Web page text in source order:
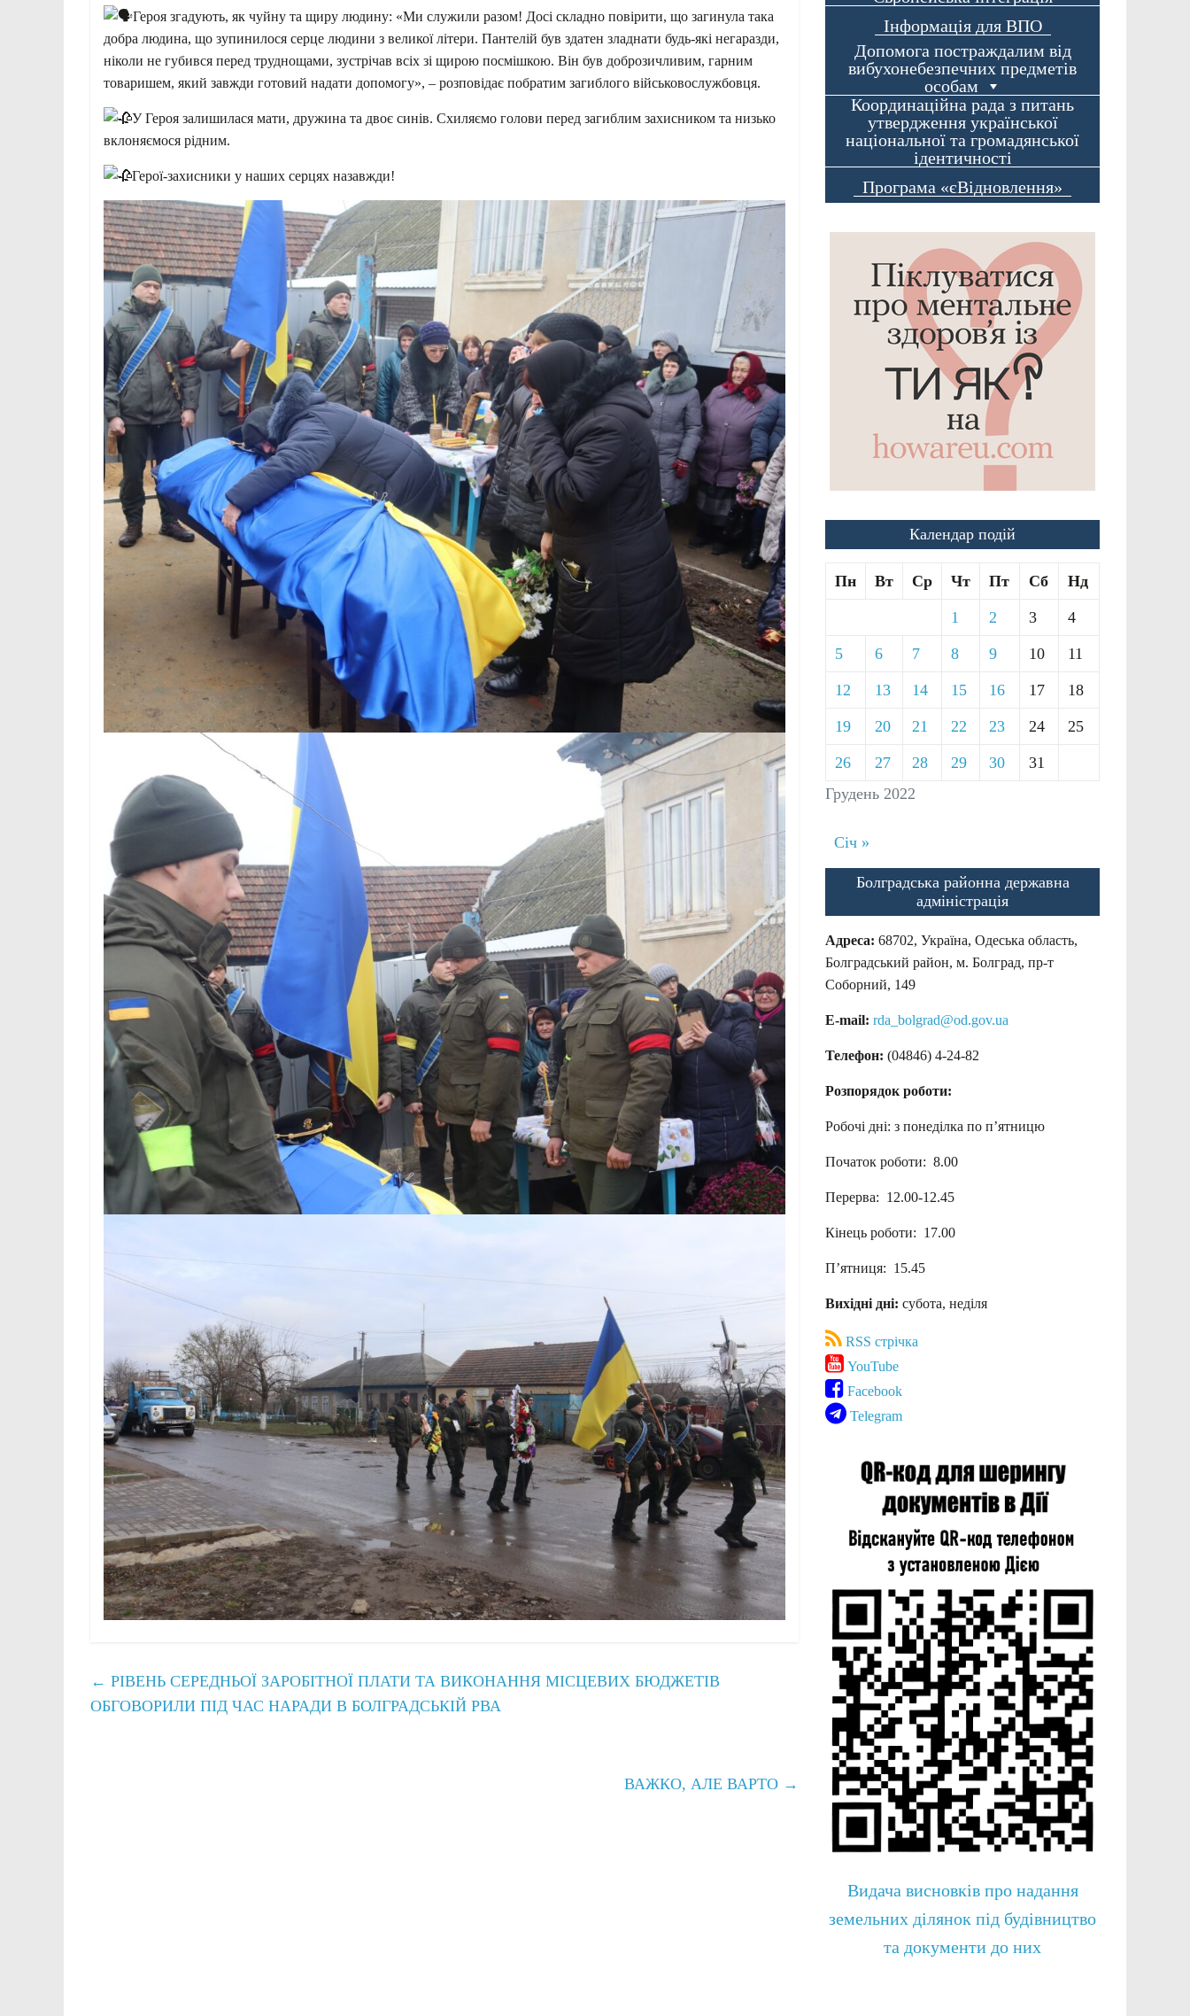
Героя згадують, як чуйну та щиру людину: «Ми служили разом! Досі складно повірити, що загинула така
добра людина, що зупинилося серце людини з великої літери. Пантелій був здатен зладнати будь-які негаразди,
ніколи не губився перед труднощами, зустрічав всіх зі щирою посмішкою. Він був доброзичливим, гарним
товаришем, який завжди готовий надати допомогу», – розповідає побратим загиблого військовослужбовця.
У Героя залишилася мати, дружина та двоє синів. Схиляємо голови перед загиблим захисником та низько
вклоняємося рідним.
Герої-захисники у наших серцях назавжди!
← РІВЕНЬ СЕРЕДНЬОЇ ЗАРОБІТНОЇ ПЛАТИ ТА ВИКОНАННЯ МІСЦЕВИХ БЮДЖЕТІВ
ОБГОВОРИЛИ ПІД ЧАС НАРАДИ В БОЛГРАДСЬКІЙ РВА
ВАЖКО, АЛЕ ВАРТО →
Інформація для ВПО
Допомога постраждалим від
вибухонебезпечних предметів
особам
Координаційна рада з питань
утвердження української
національної та громадянської
ідентичності
Програма «єВідновлення»
Календар подій
Грудень 2022
Пн Вт Ср Чт Пт Сб Нд
1 2 3 4
5 6 7 8 9 10 11
12 13 14 15 16 17 18
19 20 21 22 23 24 25
26 27 28 29 30 31
Січ »
Болградська районна державна
адміністрація
Адреса: 68702, Україна, Одеська область,
Болградський район, м. Болград, пр-т
Соборний, 149
E-mail: rda_bolgrad@od.gov.ua
Телефон: (04846) 4-24-82
Розпорядок роботи:
Робочі дні: з понеділка по п’ятницю
Початок роботи: 8.00
Перерва: 12.00-12.45
Кінець роботи: 17.00
П’ятниця: 15.45
Вихідні дні: субота, неділя
RSS стрічка
YouTube
Facebook
Telegram
Видача висновків про надання
земельних ділянок під будівництво
та документи до них